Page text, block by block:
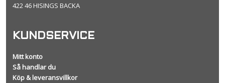
422 46 HISINGS BACKA
KUNDSERVICE
Mitt konto
Så handlar du
Köp & leveransvillkor